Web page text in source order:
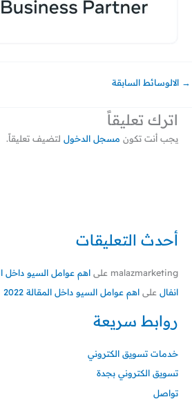
أحدث التعليقات
malazmarketing على اهم عوامل السيو داخل
انفال على اهم عوامل السيو داخل المقالة 2022
روابط سريعة
خدمات تسويق الكتروني
تسويق الكتروني بجدة
تواصل
→ الالوسائط السابقة
اترك تعليقاً
يجب أنت تكون مسجل الدخول لتضيف تعليقاً.